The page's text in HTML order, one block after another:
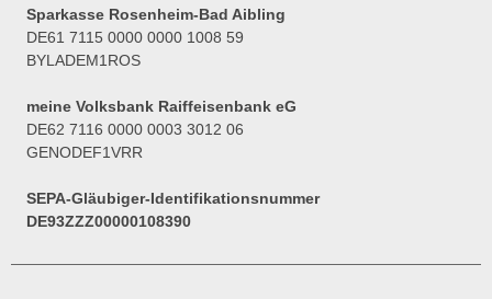
Sparkasse Rosenheim-Bad Aibling
DE61 7115 0000 0000 1008 59
BYLADEM1ROS
meine Volksbank Raiffeisenbank eG
DE62 7116 0000 0003 3012 06
GENODEF1VRR
SEPA-Gläubiger-Identifikationsnummer
DE93ZZZ00000108390